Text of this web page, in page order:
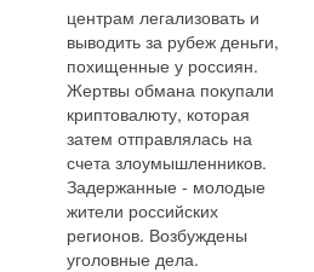
центрам легализовать и
выводить за рубеж деньги,
похищенные у россиян.
Жертвы обмана покупали
криптовалюту, которая
затем отправлялась на
счета злоумышленников.
Задержанные - молодые
жители российских
регионов. Возбуждены
уголовные дела.